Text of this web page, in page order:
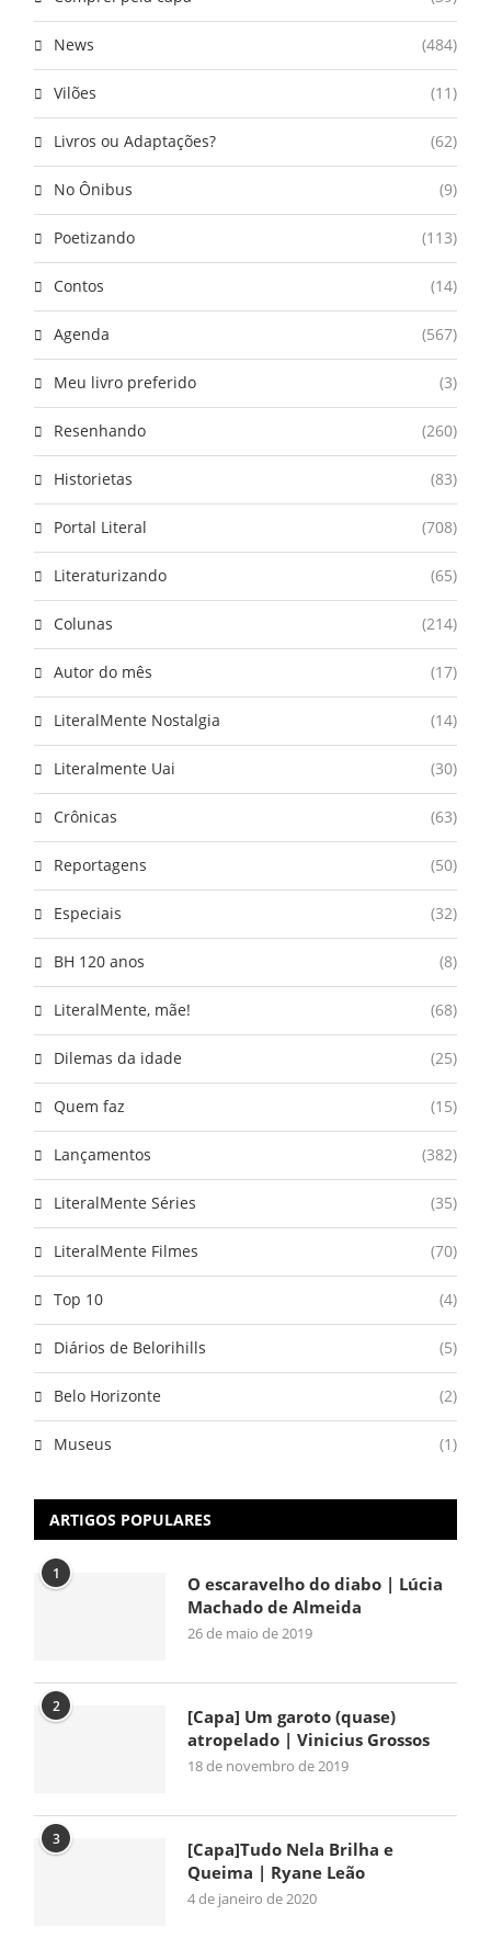
News (484)
Vilões (11)
Livros ou Adaptações? (62)
No Ônibus (9)
Poetizando (113)
Contos (14)
Agenda (567)
Meu livro preferido (3)
Resenhando (260)
Historietas (83)
Portal Literal (708)
Literaturizando (65)
Colunas (214)
Autor do mês (17)
LiteralMente Nostalgia (14)
Literalmente Uai (30)
Crônicas (63)
Reportagens (50)
Especiais (32)
BH 120 anos (8)
LiteralMente, mãe! (68)
Dilemas da idade (25)
Quem faz (15)
Lançamentos (382)
LiteralMente Séries (35)
LiteralMente Filmes (70)
Top 10 (4)
Diários de Belorihills (5)
Belo Horizonte (2)
Museus (1)
ARTIGOS POPULARES
1
O escaravelho do diabo | Lúcia
Machado de Almeida
26 de maio de 2019
2
[Capa] Um garoto (quase)
atropelado | Vinicius Grossos
18 de novembro de 2019
3
[Capa]Tudo Nela Brilha e
Queima | Ryane Leão
4 de janeiro de 2020